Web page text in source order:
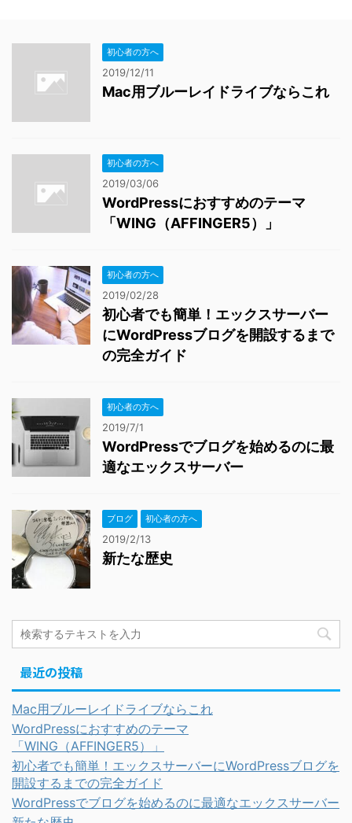
初心者の方へ
2019/12/11
Mac用ブルーレイドライブならこれ
初心者の方へ
2019/03/06
WordPressにおすすめのテーマ
「WING（AFFINGER5）」
初心者の方へ
2019/02/28
初心者でも簡単！エックスサーバー
にWordPressブログを開設するまで
の完全ガイド
初心者の方へ
2019/7/1
WordPressでブログを始めるのに最
適なエックスサーバー
ブログ 初心者の方へ
2019/2/13
新たな歴史
最近の投稿
Mac用ブルーレイドライブならこれ
WordPressにおすすめのテーマ
「WING（AFFINGER5）」
初心者でも簡単！エックスサーバーにWordPressブログを
開設するまでの完全ガイド
WordPressでブログを始めるのに最適なエックスサーバー